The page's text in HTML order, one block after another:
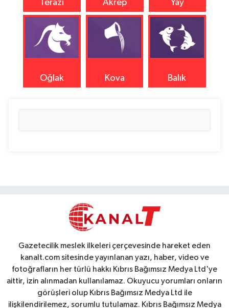
Terazi Akrep Yay
Oğlak Kova Balık
Gazetecilik meslek ilkeleri çerçevesinde hareket eden
kanalt.com sitesinde yayınlanan yazı, haber, video ve
fotoğrafların her türlü hakkı Kıbrıs Bağımsız Medya Ltd'ye
aittir, izin alınmadan kullanılamaz. Okuyucu yorumları onların
görüşleri olup Kıbrıs Bağımsız Medya Ltd ile
ilişkilendirilemez, sorumlu tutulamaz. Kıbrıs Bağımsız Medya